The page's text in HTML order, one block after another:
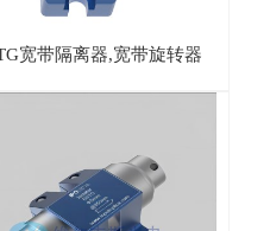
宽带隔离器,宽带旋转器